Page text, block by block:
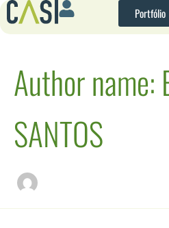
Ir
para
Portfólio
Author name:
SANTOS
Pesquisar
por: